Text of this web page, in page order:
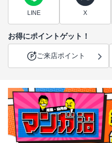
LINE X
お得にポイントゲット！
ご来店ポイント